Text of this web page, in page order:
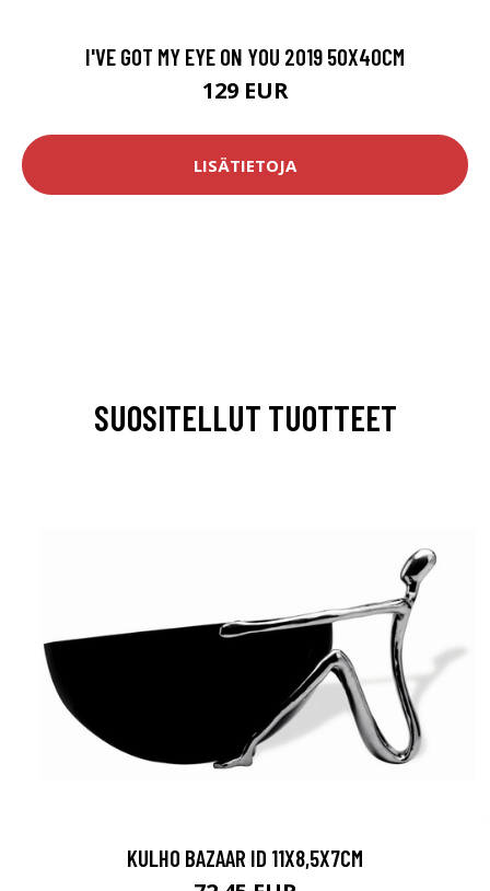
I'VE GOT MY EYE ON YOU 2019 50X40CM
129 EUR
LISÄTIETOJA
SUOSITELLUT TUOTTEET
KULHO BAZAAR ID 11X8,5X7CM